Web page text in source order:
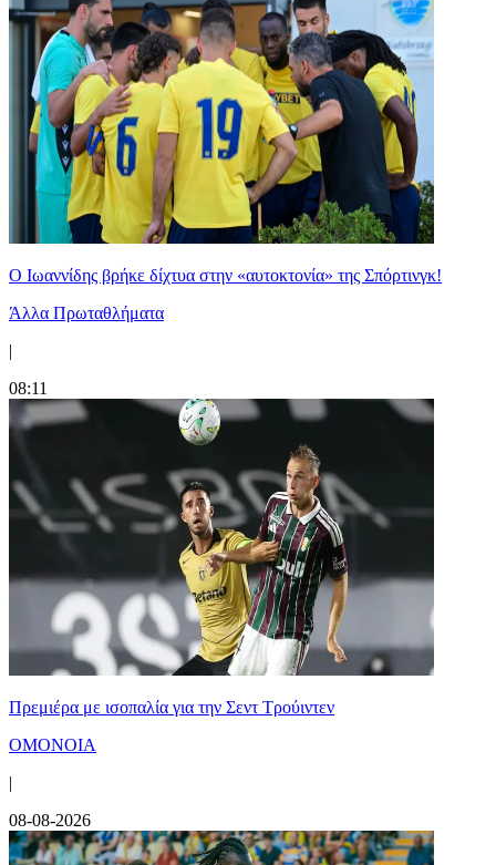
Ο Ιωαννίδης βρήκε δίχτυα στην «αυτοκτονία» της Σπόρτινγκ!
Άλλα Πρωταθλήματα
|
08:11
Πρεμιέρα με ισοπαλία για την Σεντ Τρούιντεν
ΟΜΟΝΟΙΑ
|
08-08-2026